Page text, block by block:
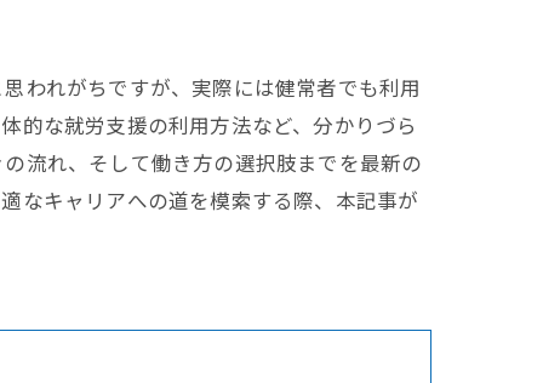
われがちですが、実際には健常者でも利用
的な就労支援の利用方法など、分かりづら
流れ、そして働き方の選択肢までを最新の
なキャリアへの道を模索する際、本記事が